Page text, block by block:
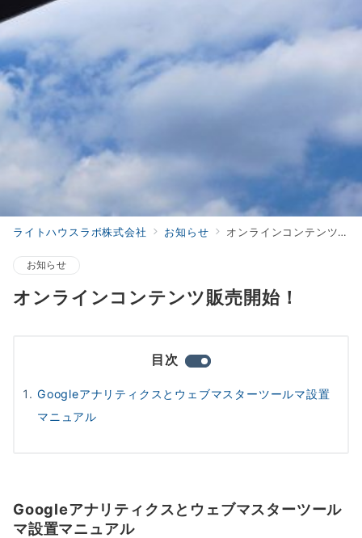
ライトハウスラボ株式会社 お知らせ オンラインコンテンツ販売開始！
お知らせ
オンラインコンテンツ販売開始！
目次
Googleアナリティクスとウェブマスターツールマ設置
マニュアル
Googleアナリティクスとウェブマスターツール
マ設置マニュアル